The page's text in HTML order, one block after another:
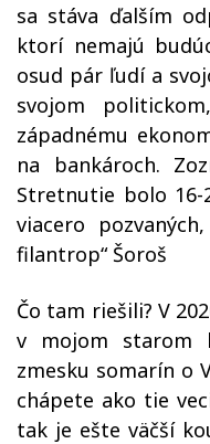
sa stáva ďalším
ktorí nemajú
osud pár ľudí a
svojom
západnému
na bankároch.
Stretnutie bolo 16-
viacero
filantrop“ Šoroš
Čo tam riešili? V
v mojom starom
zmesku somarín o
chápete ako tie
tak je ešte väčší